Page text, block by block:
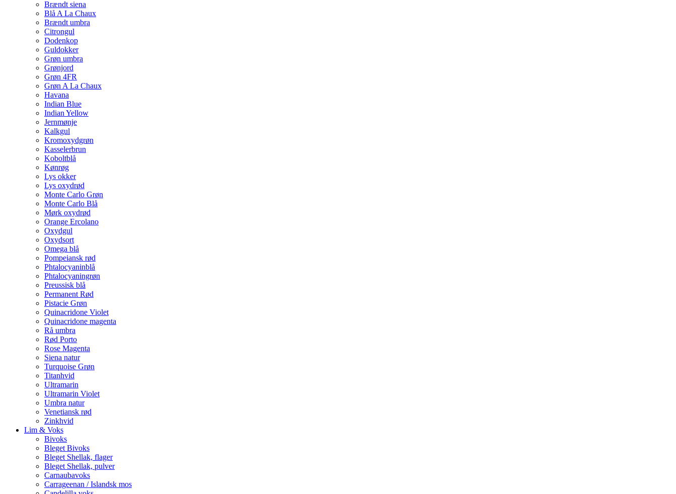
Brændt siena
Blå A La Chaux
Brændt umbra
Citrongul
Dodenkop
Guldokker
Grøn umbra
Grønjord
Grøn 4FR
Grøn A La Chaux
Havana
Indian Blue
Indian Yellow
Jernmønje
Kalkgul
Kromoxydgrøn
Kasselerbrun
Koboltblå
Kønrøg
Lys okker
Lys oxydrød
Monte Carlo Grøn
Monte Carlo Blå
Mørk oxydrød
Orange Ercolano
Oxydgul
Oxydsort
Omega blå
Pompeiansk rød
Phtalocyaninblå
Phtalocyaningrøn
Preussisk blå
Permanent Rød
Pistacie Grøn
Quinacridone Violet
Quinacridone magenta
Rå umbra
Rød Porto
Rose Magenta
Siena natur
Turquoise Grøn
Titanhvid
Ultramarin
Ultramarin Violet
Umbra natur
Venetiansk rød
Zinkhvid
Lim & Voks
Bivoks
Bleget Bivoks
Bleget Shellak, flager
Bleget Shellak, pulver
Carnaubavoks
Carrageenan / Islandsk mos